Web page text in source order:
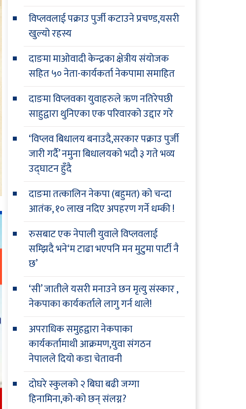
विप्लवलाई पक्राउ पुर्जी कटाउने प्रचण्ड,यसरी
खुल्यो रहस्य
दाङमा माओवादी केन्द्रका क्षेत्रीय संयोजक
सहित ५० नेता-कार्यकर्ता नेकपामा समाहित
दाङमा विप्लवका युवाहरुले ऋण नतिरेपछी
साहुद्वारा थुनिएका एक परिवारको उद्दार गरे
‘विप्लव बिधालय बनाउदै,सरकार पक्राउ पुर्जी
जारी गर्दै’ नमुना बिधालयको भदौ ३ गते भव्य
उद्घाटन हुँदै
दाङमा तत्कालिन नेकपा (बहुमत) को चन्दा
आतंक, १० लाख नदिए अपहरण गर्ने धम्की !
रुसबाट एक नेपाली युवाले विप्लवलाई
सम्झिदै भने‘म टाढा भएपनि मन मुटुमा पार्टी नै
छ’
‘सी’ जातीले यसरी मनाउने छन मृत्यु संस्कार ,
नेकपाका कार्यकर्ताले लागु गर्न थाले!
अपराधिक समुहद्वारा नेकपाका
कार्यकर्तामाथी आक्रमण,युवा संगठन
नेपालले दियो कडा चेतावनी
दोघरे स्कुलको २ बिघा बढी जग्गा
हिनामिना,को-को छन् संलग्न?